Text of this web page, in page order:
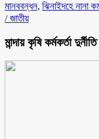
মানববন্ধন, ঝিনাইদহে নানা
/ জাতীয়
মান্দায় কৃষি কর্মকর্তা